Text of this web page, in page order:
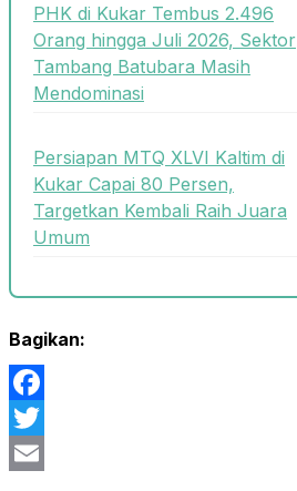
PHK di Kukar Tembus 2.496
Orang hingga Juli 2026, Sektor
Tambang Batubara Masih
Mendominasi
Persiapan MTQ XLVI Kaltim di
Kukar Capai 80 Persen,
Targetkan Kembali Raih Juara
Umum
Bagikan:
Facebook
Twitter